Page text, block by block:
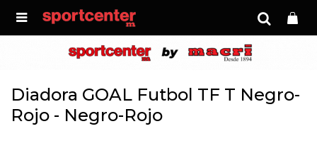

Diadora GOAL Futbol TF T Negro-
Rojo - Negro-Rojo